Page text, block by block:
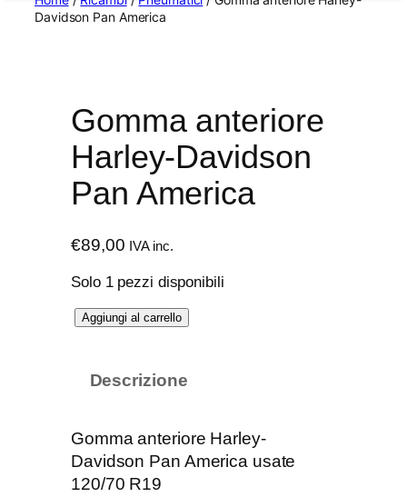
Davidson Pan America
Gomma anteriore
Harley-Davidson
Pan America
€89,00 IVA inc.
Solo 1 pezzi disponibili
G
a
n
t
Aggiungi al carrello
Descrizione
Gomma anteriore Harley-
Davidson Pan America usate
120/70 R19